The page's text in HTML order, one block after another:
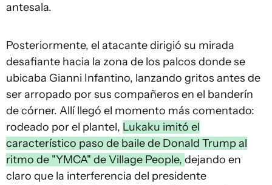
antesala.
Posteriormente, el atacante dirigió su mirada
desafiante hacia la zona de los palcos donde se
ubicaba Gianni Infantino, lanzando gritos antes de
ser arropado por sus compañeros en el banderín
de córner. Allí llegó el momento más comentado:
rodeado por el plantel, Lukaku imitó el
característico paso de baile de Donald Trump al
ritmo de "YMCA" de Village People, dejando en
claro que la interferencia del presidente